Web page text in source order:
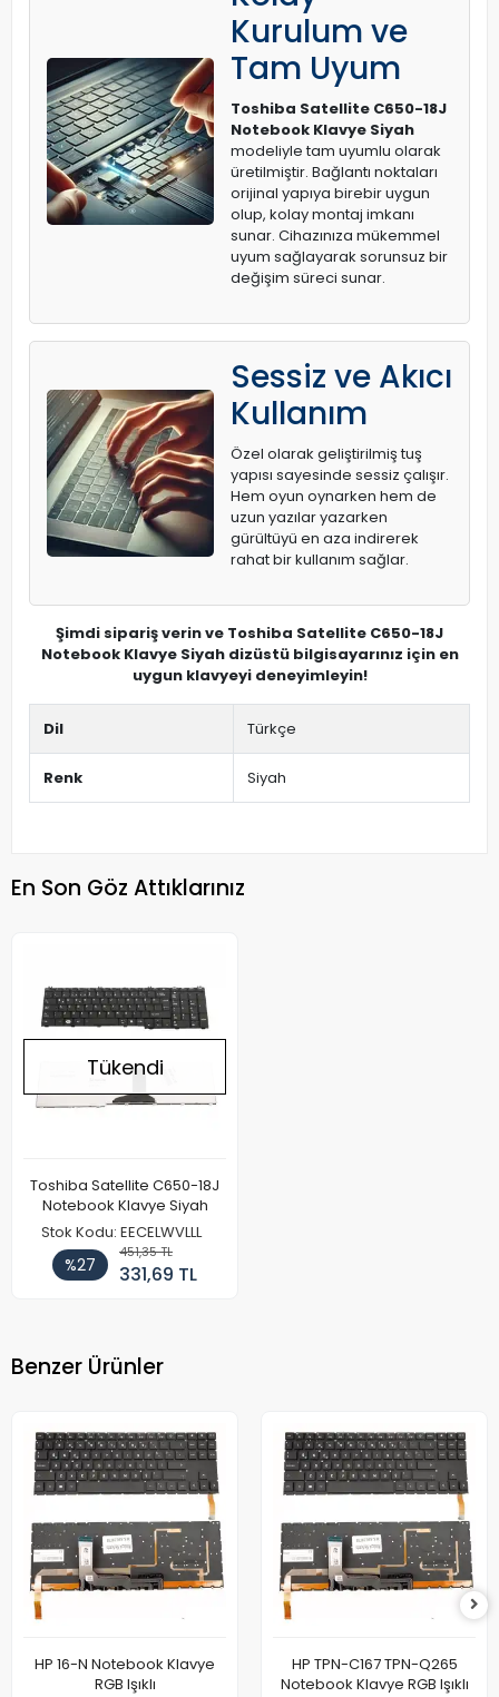
Kurulum ve
Tam Uyum
Toshiba Satellite C650-18J
Notebook Klavye Siyah
modeliyle tam uyumlu olarak
üretilmiştir. Bağlantı noktaları
orijinal yapıya birebir uygun
olup, kolay montaj imkanı
sunar. Cihazınıza mükemmel
uyum sağlayarak sorunsuz bir
değişim süreci sunar.
Sessiz ve Akıcı
Kullanım
Özel olarak geliştirilmiş tuş
yapısı sayesinde sessiz çalışır.
Hem oyun oynarken hem de
uzun yazılar yazarken
gürültüyü en aza indirerek
rahat bir kullanım sağlar.
Şimdi sipariş verin ve Toshiba Satellite C650-18J
Notebook Klavye Siyah dizüstü bilgisayarınız için en
uygun klavyeyi deneyimleyin!
Dil Türkçe
Renk Siyah
En Son Göz Attıklarınız
Tükendi
Toshiba Satellite C650-18J
Notebook Klavye Siyah
Stok Kodu: EECELWVLLL
%27
451,35 TL
331,69 TL
Benzer Ürünler
HP 16-N Notebook Klavye
RGB Işıklı
HP TPN-C167 TPN-Q265
Notebook Klavye RGB Işıklı